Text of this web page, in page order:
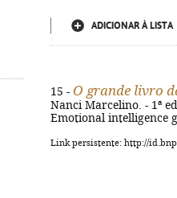
ADICIONAR À LISTA
15 - O grande livro
Nanci Marcelino. - 1ª
Emotional intelligence
Link persistente: http://